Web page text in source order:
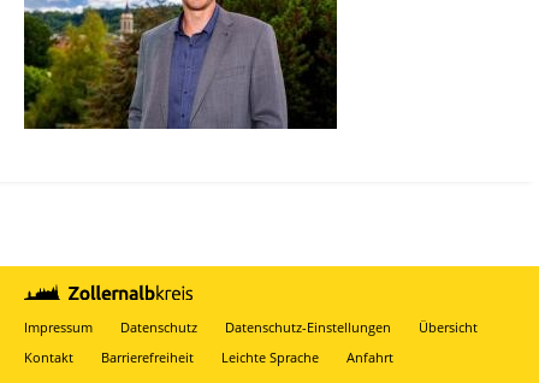
Impressum Datenschutz Datenschutz-Einstellungen
Übersicht
Kontakt
Barrierefreiheit Leichte Sprache Anfahrt